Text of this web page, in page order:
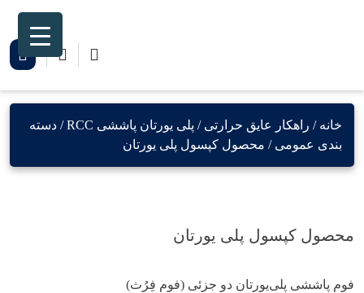
خانه / راهکار عایق حرارتی / پلی یورتان پاششی RCC / دسته
بندی عمومی / محصول کپسول پلی یورتان
محصول کپسول پلی یورتان
فوم پاششی پلی‌یورتان دو جزئی (فوم فِرُث)